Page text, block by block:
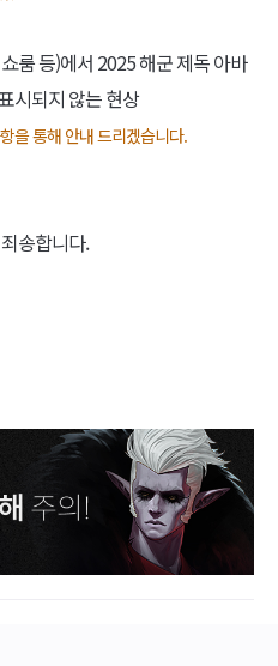
룸 등)에서 2025 해군 제독 아바
시되지 않는 현상
을 통해 안내 드리겠습니다.
송합니다.